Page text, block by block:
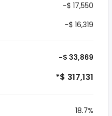
-$ 17,550
-$ 16,319
-$ 33,869
*$ 317,131
18.7%